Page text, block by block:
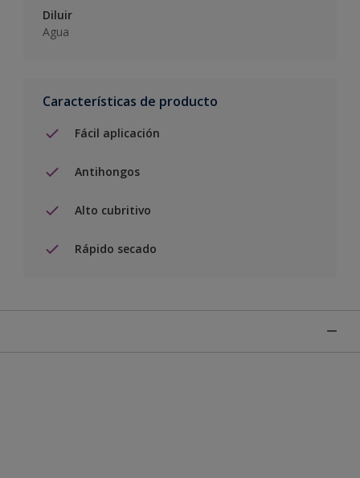
Diluir
Agua
Características de producto
Fácil aplicación
Antihongos
Alto cubritivo
Rápido secado